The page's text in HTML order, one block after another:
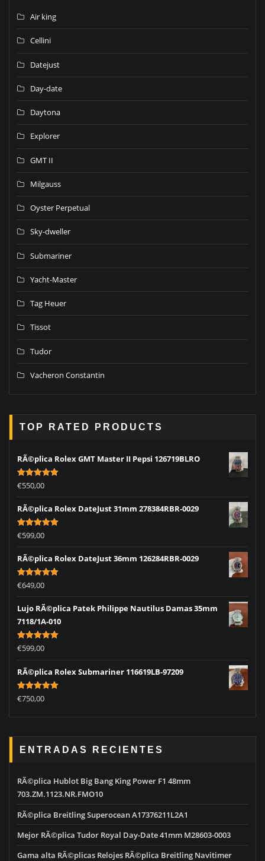
Air king
Cellini
Datejust
Day-date
Daytona
Explorer
GMT II
Milgauss
Oyster Perpetual
Sky-dweller
Submariner
Yacht-Master
Tag Heuer
Tissot
Tudor
Vacheron Constantin
TOP RATED PRODUCTS
RÃ©plica Rolex GMT Master II Pepsi 126719BLRO
Rated5.00
out of 5
€550,00
RÃ©plica Rolex DateJust 31mm 278384RBR-0029
Rated5.00
out of 5
€599,00
RÃ©plica Rolex DateJust 36mm 126284RBR-0029
Rated5.00
out of 5
€649,00
Lujo RÃ©plica Patek Philippe Nautilus Damas 35mm
7118/1A-010
Rated5.00
out of 5
€599,00
RÃ©plica Rolex Submariner 116619LB-97209
Rated5.00
out of 5
€750,00
ENTRADAS RECIENTES
RÃ©plica Hublot Big Bang King Power F1 48mm
703.ZM.1123.NR.FMO10
RÃ©plica Breitling Superocean A17376211L2A1
Mejor RÃ©plica Tudor Royal Day-Date 41mm M28603-0003
Gama alta RÃ©plicas Relojes RÃ©plica Breitling Navitimer